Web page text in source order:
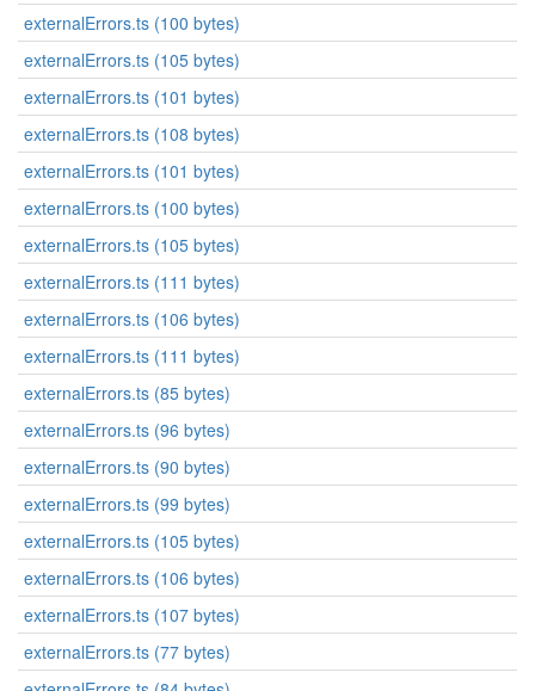
externalErrors.ts (100 bytes)
externalErrors.ts (105 bytes)
externalErrors.ts (101 bytes)
externalErrors.ts (108 bytes)
externalErrors.ts (101 bytes)
externalErrors.ts (100 bytes)
externalErrors.ts (105 bytes)
externalErrors.ts (111 bytes)
externalErrors.ts (106 bytes)
externalErrors.ts (111 bytes)
externalErrors.ts (85 bytes)
externalErrors.ts (96 bytes)
externalErrors.ts (90 bytes)
externalErrors.ts (99 bytes)
externalErrors.ts (105 bytes)
externalErrors.ts (106 bytes)
externalErrors.ts (107 bytes)
externalErrors.ts (77 bytes)